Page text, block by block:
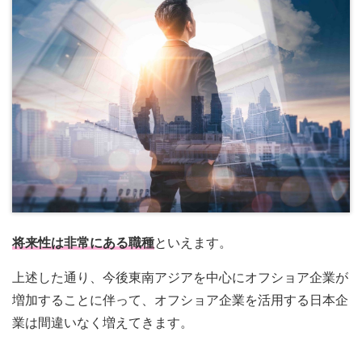
将来性は非常にある職種といえます。
上述した通り、今後東南アジアを中心にオフショア企業が
増加することに伴って、オフショア企業を活用する日本企
業は間違いなく増えてきます。